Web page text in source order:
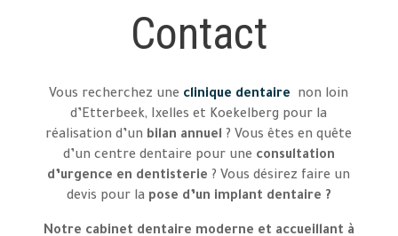
Contact
Vous recherchez une clinique dentaire
non loin
d’Etterbeek, Ixelles et Koekelberg pour la
réalisation d’un bilan annuel ? Vous êtes en quête
d’un centre dentaire pour une consultation
d’urgence en dentisterie ? Vous désirez faire un
devis pour la pose d’un implant dentaire ?
Notre cabinet dentaire moderne et accueillant à